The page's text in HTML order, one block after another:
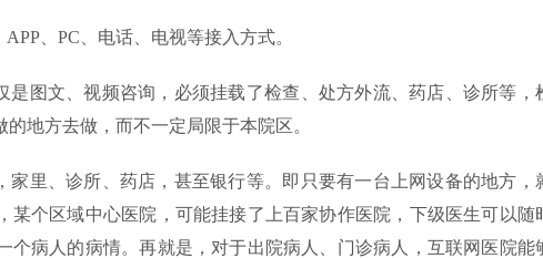
、PC、电话、电视等接入方式。
是图文、视频咨询，必须挂载了检查、处方外流、药店、诊所等，
地方去做，而不一定局限于本院区。
家里、诊所、药店，甚至银行等。即只要有一台上网设备的地方，
某个区域中心医院，可能挂接了上百家协作医院，下级医生可以随
个病人的病情。再就是，对于出院病人、门诊病人，互联网医院能